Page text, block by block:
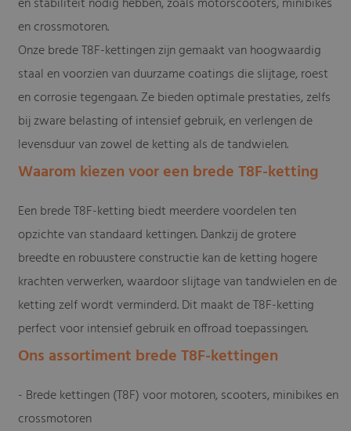
en crossmotoren.
Onze brede T8F-kettingen zijn gemaakt van hoogwaardig
staal en voorzien van duurzame coatings die slijtage, roest
en corrosie tegengaan. Ze bieden optimale prestaties, zelfs
bij zware belasting of intensief gebruik, en verlengen de
levensduur van zowel de ketting als de tandwielen.
Waarom kiezen voor een brede T8F-ketting
Een brede T8F-ketting biedt meerdere voordelen ten
opzichte van standaard kettingen. Dankzij de grotere
breedte en robuustere constructie kan de ketting hogere
krachten verwerken, waardoor slijtage van tandwielen en de
ketting zelf wordt verminderd. Dit maakt de T8F-ketting
perfect voor intensief gebruik en offroad toepassingen.
Ons assortiment brede T8F-kettingen
- Brede kettingen (T8F) voor motoren, scooters, minibikes en
crossmotoren